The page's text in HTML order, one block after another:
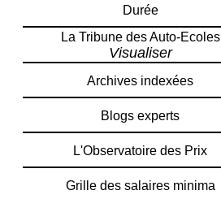
Durée
La Tribune des Auto-Ecoles
Visualiser
Archives indexées
Blogs experts
L'Observatoire des Prix
Grille des salaires minima